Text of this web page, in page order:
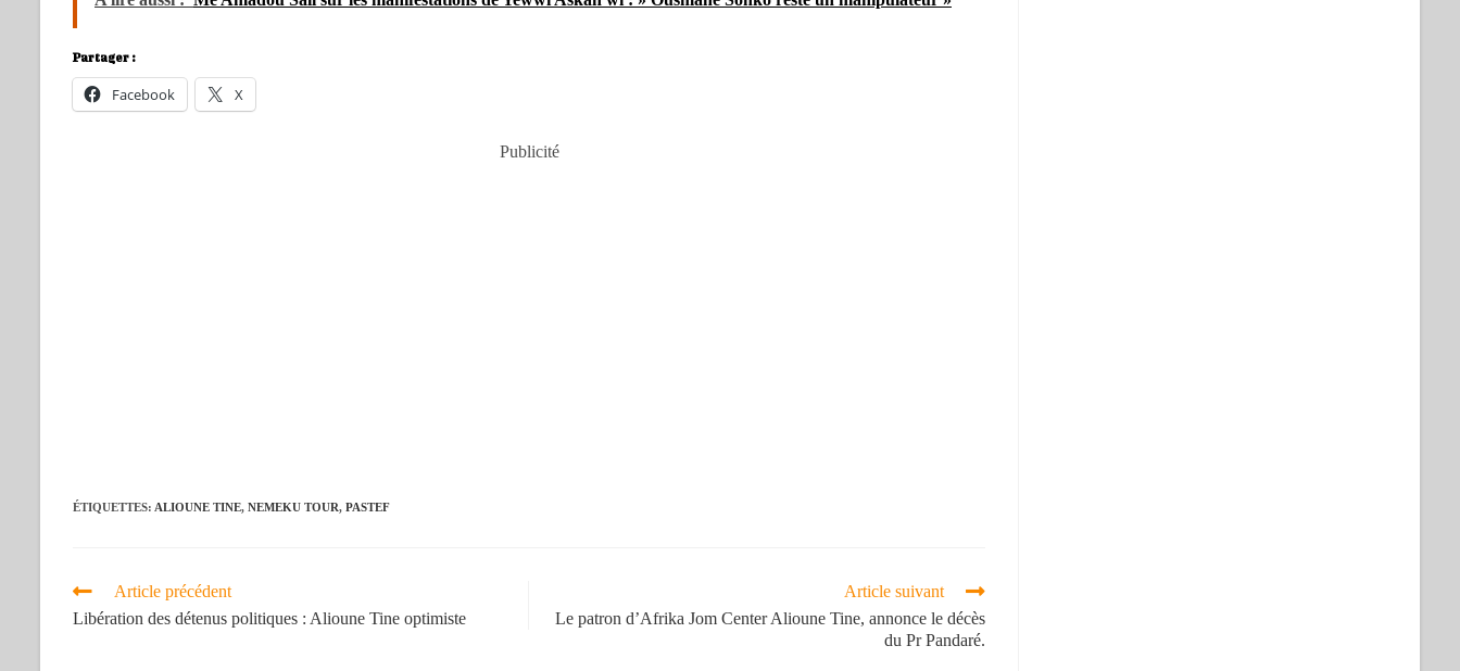
Partager :
Facebook X
Publicité
ÉTIQUETTES: ALIOUNE TINE, NEMEKU TOUR, PASTEF
Article précédent
Libération des détenus politiques : Alioune Tine optimiste
Article suivant
Le patron d’Afrika Jom Center Alioune Tine, annonce le décès
du Pr Pandaré.